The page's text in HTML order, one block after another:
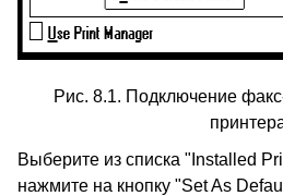
Рис. 8.1. Подключение
Выберите из списка "Installed
нажмите на кнопку "Set As